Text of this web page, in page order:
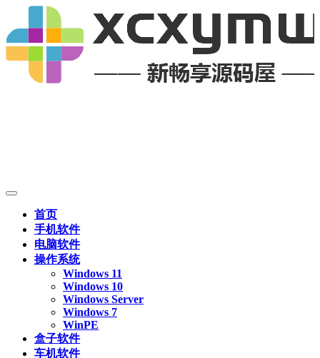
首页
手机软件
电脑软件
操作系统
Windows 11
Windows 10
Windows Server
Windows 7
WinPE
盒子软件
车机软件